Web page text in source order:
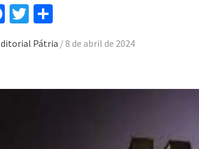
Facebook
Twitter
Pátria /8 de abril de 2024